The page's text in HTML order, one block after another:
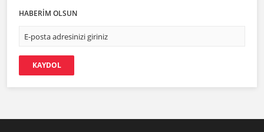
HABERİM OLSUN
KAYDOL